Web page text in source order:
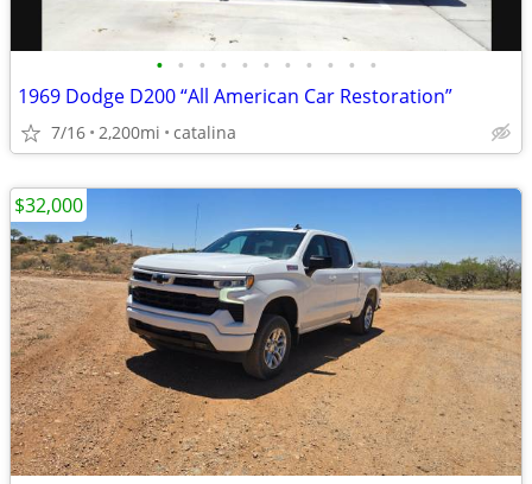
• • • • • • • • • • •
1969 Dodge D200 “All American Car Restoration”
7/16 2,200mi catalina
$32,000